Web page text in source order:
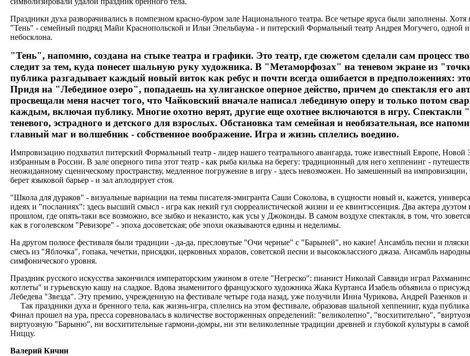
Праздники духа разворачивались в помпезном красно-буром зале Национального театра. Все четыре яруса были заполнены.
"Тень" - семейный подряд Майи Краснопольской и Ильи Эпельбаума - и питерский Формальный театр Андрея Могучего, одной
небосклона.
"Тень", напомню, создана на стыке театра и графики. Это театр, где сюжетом сделали сам процесс
следит за тем, куда понесет шальную руку художника. В "Метаморфозах" на теневом экране из
публика разгадывает каждый новый виток как ребус и почти всегда ошибается в предположениях:
Придя на "Лебединое озеро", попадаешь на хулиганское оперное действо, причем до спектакля его
просвещали меня насчет того, что Чайковский вначале написал лебединую оперу и только потом
каждым, включая публику. Многие охотно верят, другие еще охотнее включаются в игру. Спектакли
теневого, эстрадного и детского для взрослых. Обстановка там семейная и необязательная, все
главный маг и волшебник - собственное воображение. Игра и жизнь сплелись воедино.
Импровизацию подхватил питерский Формальный театр - лидер нашего театрального авангарда, тоже известный Европе,
избранным в России. В зале оперного типа этот театр - как рыба килька на берегу: традиционный для него хеппенинг -
неожиданному сценическому пространству, медленное погружение в игру - здесь невозможен. Но замешенный на
берет языковой барьер - и зал аплодирует стоя.
"Школа для дураков" - визуальные вариации на темы писателя-эмигранта Саши Соколова, в сущности новый и, кажется,
идеях и "посланиях": здесь высший смысл - игра как некий гул сюрреалистической жизни и ее квинтэссенция. Два актера
прошлом, где опять-таки все возможно, все зыбко и неказисто, как усы у Джоконды. В самом воздухе спектакля, в том, что
как в гоголевском "Ревизоре" - эпоха досоветская; обе эпохи оказываются едины и неделимы.
На другом полюсе фестиваля были традиции - да-да, пресловутые "Очи черные" с "Барыней", но какие! Ансамбль песни и
смесь из "Яблочка", гопака, чечетки, присядки, церковных хоралов, советской песни и высококлассного джаза. Ансамбль
симфонического уровня.
Праздник русского искусства закончился императорским ужином в отеле "Негреско": пианист Николай Саввиди играл
котлеты" и гурьевскую кашу на сладкое. Вдова знаменитого французского художника Жака Куртанса Изабель объявила о
Лебедева "Звезда". Эту премию, учрежденную на фестивале четыре года назад, уже получили Инна Чурикова, Андрей Разенков
Так праздники духа и бренного тела, как жизнь-игра, сплелись на этом фестивале, образовав шальной хеппенинг, куда
Финал прошел на ура, пресса соревновалась в количестве восторженных определений: "великолепно", "восхитительно",
виртуозную "Барыню", ни восхитительные гармони-домры, ни эти великолепные традиции древней и глубокой культуры в
Ниццу.
Валерий Кичин